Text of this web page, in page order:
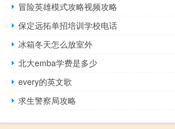
冒险英雄模式攻略视频攻略
保定远拓单招培训学校电话
冰箱冬天怎么放室外
北大emba学费是多少
every的英文歌
求生警察局攻略